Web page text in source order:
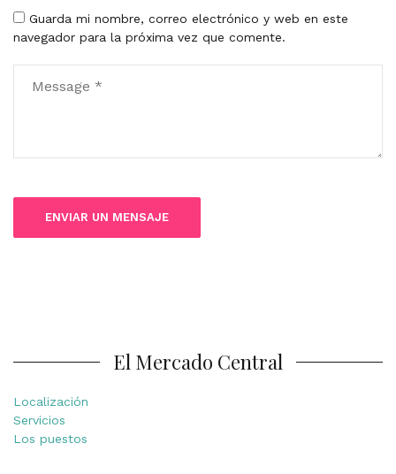
Guarda mi nombre, correo electrónico y web en este
navegador para la próxima vez que comente.
El Mercado Central
Localización
Servicios
Los puestos